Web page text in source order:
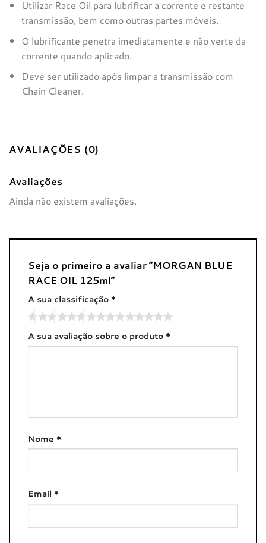
Utilizar Race Oil para lubrificar a corrente e restante
transmissão, bem como outras partes móveis.
O lubrificante penetra imediatamente e não verte da
corrente quando aplicado.
Deve ser utilizado após limpar a transmissão com
Chain Cleaner.
AVALIAÇÕES (0)
Avaliações
Ainda não existem avaliações.
Seja o primeiro a avaliar “MORGAN BLUE
RACE OIL 125ml”
A sua classificação *
A sua avaliação sobre o produto *
Nome *
Email *